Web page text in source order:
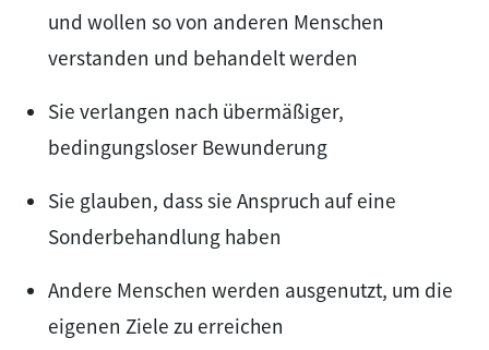
und wollen so von anderen Menschen
verstanden und behandelt werden
Sie verlangen nach übermäßiger,
bedingungsloser Bewunderung
Sie glauben, dass sie Anspruch auf eine
Sonderbehandlung haben
Andere Menschen werden ausgenutzt, um die
eigenen Ziele zu erreichen